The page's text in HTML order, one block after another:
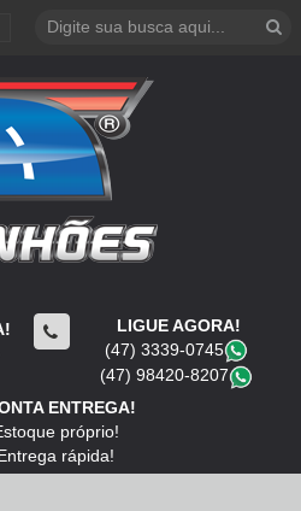
LIGUE AGORA!
(47) 3339-0745
(47) 98420-8207
ENTREGA!
próprio!
rápida!